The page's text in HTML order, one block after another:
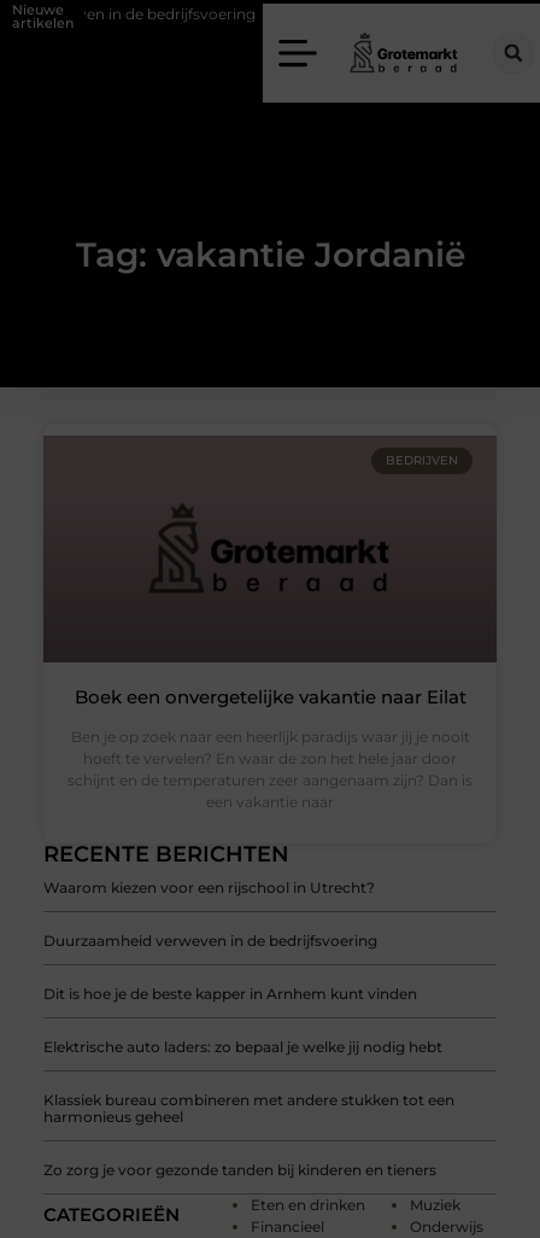
Nieuwe
artikelen
verweven in de bedrijfsvoering
Tag: vakantie Jordanië
RECENTE BERICHTEN
Waarom kiezen voor een rijschool in Utrecht?
Duurzaamheid verweven in de bedrijfsvoering
Dit is hoe je de beste kapper in Arnhem kunt vinden
Elektrische auto laders: zo bepaal je welke jij nodig hebt
Klassiek bureau combineren met andere stukken tot een
harmonieus geheel
Zo zorg je voor gezonde tanden bij kinderen en tieners
CATEGORIEËN
Eten en drinken
Financieel
Muziek
Onderwijs
BEDRIJVEN
Boek een onvergetelijke vakantie naar Eilat
Ben je op zoek naar een heerlijk paradijs waar jij je nooit
hoeft te vervelen? En waar de zon het hele jaar door
schijnt en de temperaturen zeer aangenaam zijn? Dan is
een vakantie naar